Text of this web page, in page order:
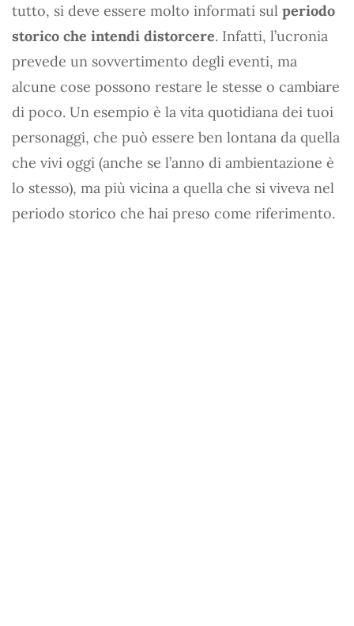
tutto, si deve essere molto informati sul periodo
storico che intendi distorcere. Infatti, l’ucronia
prevede un sovvertimento degli eventi, ma
alcune cose possono restare le stesse o cambiare
di poco. Un esempio è la vita quotidiana dei tuoi
personaggi, che può essere ben lontana da quella
che vivi oggi (anche se l’anno di ambientazione è
lo stesso), ma più vicina a quella che si viveva nel
periodo storico che hai preso come riferimento.